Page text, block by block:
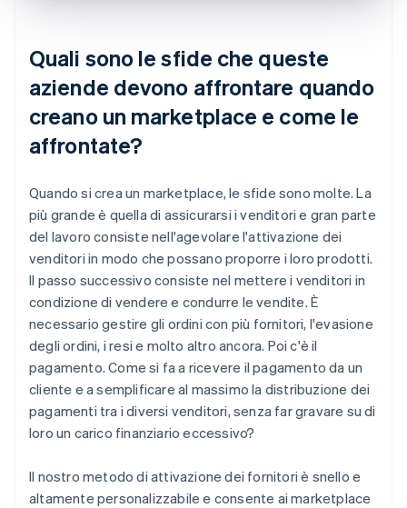
Quali sono le sfide che queste
aziende devono affrontare quando
creano un marketplace e come le
affrontate?
Quando si crea un marketplace, le sfide sono molte. La
più grande è quella di assicurarsi i venditori e gran parte
del lavoro consiste nell'agevolare l'attivazione dei
venditori in modo che possano proporre i loro prodotti.
Il passo successivo consiste nel mettere i venditori in
condizione di vendere e condurre le vendite. È
necessario gestire gli ordini con più fornitori, l'evasione
degli ordini, i resi e molto altro ancora. Poi c'è il
pagamento. Come si fa a ricevere il pagamento da un
cliente e a semplificare al massimo la distribuzione dei
pagamenti tra i diversi venditori, senza far gravare su di
loro un carico finanziario eccessivo?
Il nostro metodo di attivazione dei fornitori è snello e
altamente personalizzabile e consente ai marketplace